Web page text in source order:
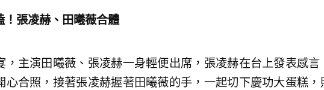
！張凌赫、田曦薇合體
，主演田曦薇、張凌赫一身輕便出席，張凌赫在台上發表感言
心合照，接著張凌赫握著田曦薇的手，一起切下慶功大蛋糕，